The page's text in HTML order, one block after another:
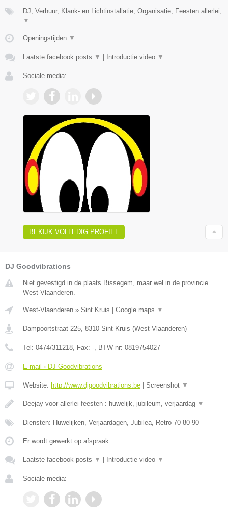
DJ, Verhuur, Klank- en Lichtinstallatie, Organisatie, Feesten allerlei,
▼
Openingstijden ▼
Laatste facebook posts ▼ Introductie video ▼
Sociale media:
BEKIJK VOLLEDIG PROFIEL
DJ Goodvibrations
Niet gevestigd in de plaats Bissegem, maar wel in de provincie
West-Vlaanderen.
West-Vlaanderen » Sint Kruis Google maps ▼
Dampoortstraat 225 8310 Sint Kruis (West-Vlaanderen)
Tel: 0474/311218 , Fax: - , BTW-nr: 0819754027
E-mail › DJ Goodvibrations
Website: http://www.djgoodvibrations.be Screenshot ▼
Deejay voor allerlei feesten : huwelijk, jubileum, verjaardag ▼
Diensten: Huwelijken, Verjaardagen, Jubilea, Retro 70 80 90
Er wordt gewerkt op afspraak.
Laatste facebook posts ▼ Introductie video ▼
Sociale media: